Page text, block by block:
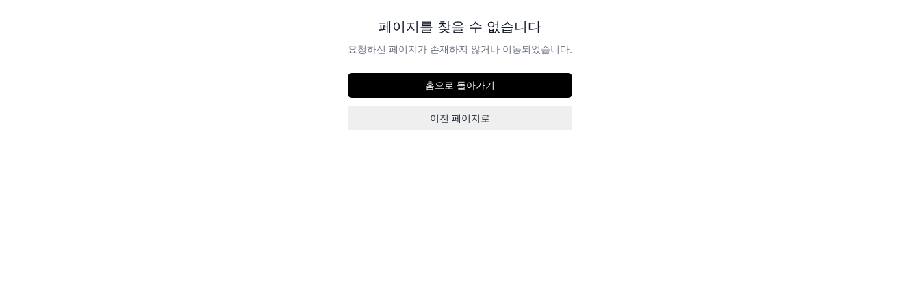
페이지를 찾을 수 없습니다
요청하신 페이지가 존재하지 않거나 이동되었습니다.
홈으로 돌아가기
이전 페이지로